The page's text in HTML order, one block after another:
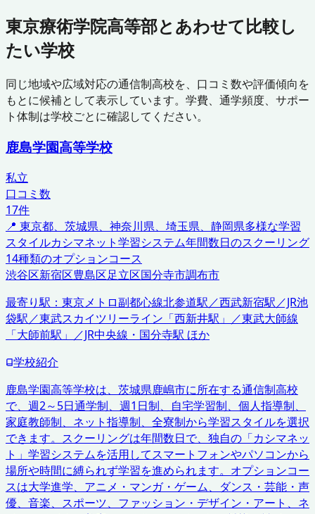
東京療術学院高等部とあわせて比較し
たい学校
同じ地域や広域対応の通信制高校を、口コミ数や評価傾向を
もとに候補として表示しています。学費、通学頻度、サポー
ト体制は学校ごとに確認してください。
鹿島学園高等学校
私立
口コミ数
17件
📍 東京都、茨城県、神奈川県、埼玉県、静岡県多様な学習
スタイルカシマネット学習システム年間数日のスクーリング
14種類のオプションコース
渋谷区新宿区豊島区足立区国分寺市調布市
最寄り駅： 東京メトロ副都心線北参道駅／西武新宿駅／JR池
袋駅／東武スカイツリーライン「西新井駅」／東武大師線
「大師前駅」／JR中央線・国分寺駅 ほか
学校紹介
鹿島学園高等学校は、茨城県鹿嶋市に所在する通信制高校
で、週2～5日通学制、週1日制、自宅学習制、個人指導制、
家庭教師制、ネット指導制、全寮制から学習スタイルを選択
できます。スクーリングは年間数日で、独自の「カシマネッ
ト」学習システムを活用してスマートフォンやパソコンから
場所や時間に縛られず学習を進められます。オプションコー
スは大学進学、アニメ・マンガ・ゲーム、ダンス・芸能・声
優、音楽、スポーツ、ファッション・デザイン・アート、ネ